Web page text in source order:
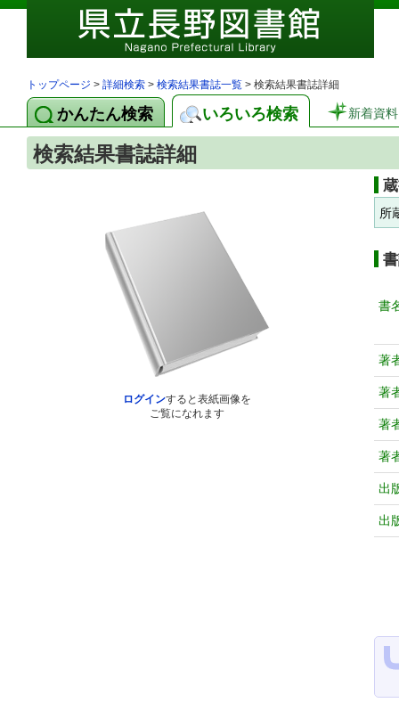
トップページ > 詳細検索 > 検索結果書誌一覧 > 検索結果書誌詳細
かんたん検索 いろいろ検索 新着資料
検索結果書誌詳細
ログインすると表紙画像を
ご覧になれます
所
書
著
著
著
著
出
出